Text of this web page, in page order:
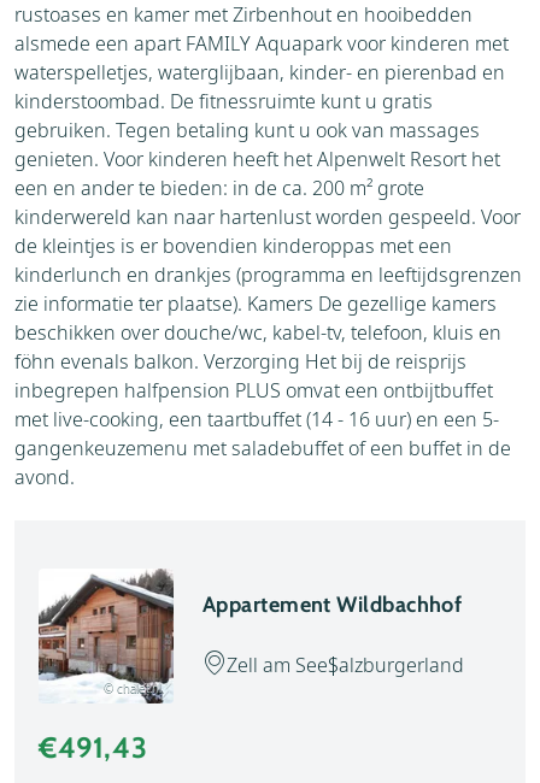
rustoases en kamer met Zirbenhout en hooibedden
alsmede een apart FAMILY Aquapark voor kinderen met
waterspelletjes, waterglijbaan, kinder- en pierenbad en
kinderstoombad. De fitnessruimte kunt u gratis
gebruiken. Tegen betaling kunt u ook van massages
genieten. Voor kinderen heeft het Alpenwelt Resort het
een en ander te bieden: in de ca. 200 m² grote
kinderwereld kan naar hartenlust worden gespeeld. Voor
de kleintjes is er bovendien kinderoppas met een
kinderlunch en drankjes (programma en leeftijdsgrenzen
zie informatie ter plaatse). Kamers De gezellige kamers
beschikken over douche/wc, kabel-tv, telefoon, kluis en
föhn evenals balkon. Verzorging Het bij de reisprijs
inbegrepen halfpension PLUS omvat een ontbijtbuffet
met live-cooking, een taartbuffet (14 - 16 uur) en een 5-
gangenkeuzemenu met saladebuffet of een buffet in de
avond.
© chalet.nl
Appartement Wildbachhof
Zell am SeeSalzburgerland
€491,43